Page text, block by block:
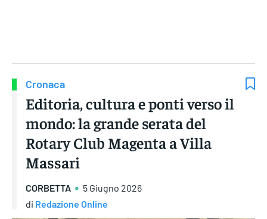
Cronaca
Editoria, cultura e ponti verso il
mondo: la grande serata del
Rotary Club Magenta a Villa
Massari
CORBETTA
5 Giugno 2026
di Redazione Online